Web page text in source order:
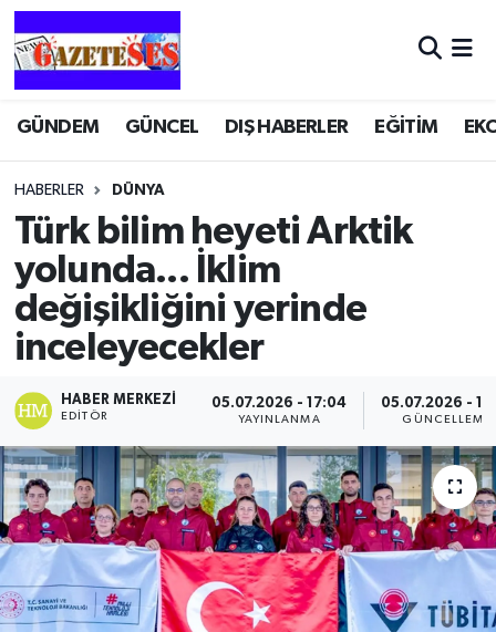
GÜNDEM GÜNCEL DIŞ HABERLER EĞİTİM
HABERLER DÜNYA
Türk bilim heyeti Arktik
yolunda... İklim
değişikliğini yerinde
inceleyecekler
HABER MERKEZI
EDITÖR
05.07.2026 - 17:04
YAYINLANMA
05.07.2026 -
GÜNCELLEME